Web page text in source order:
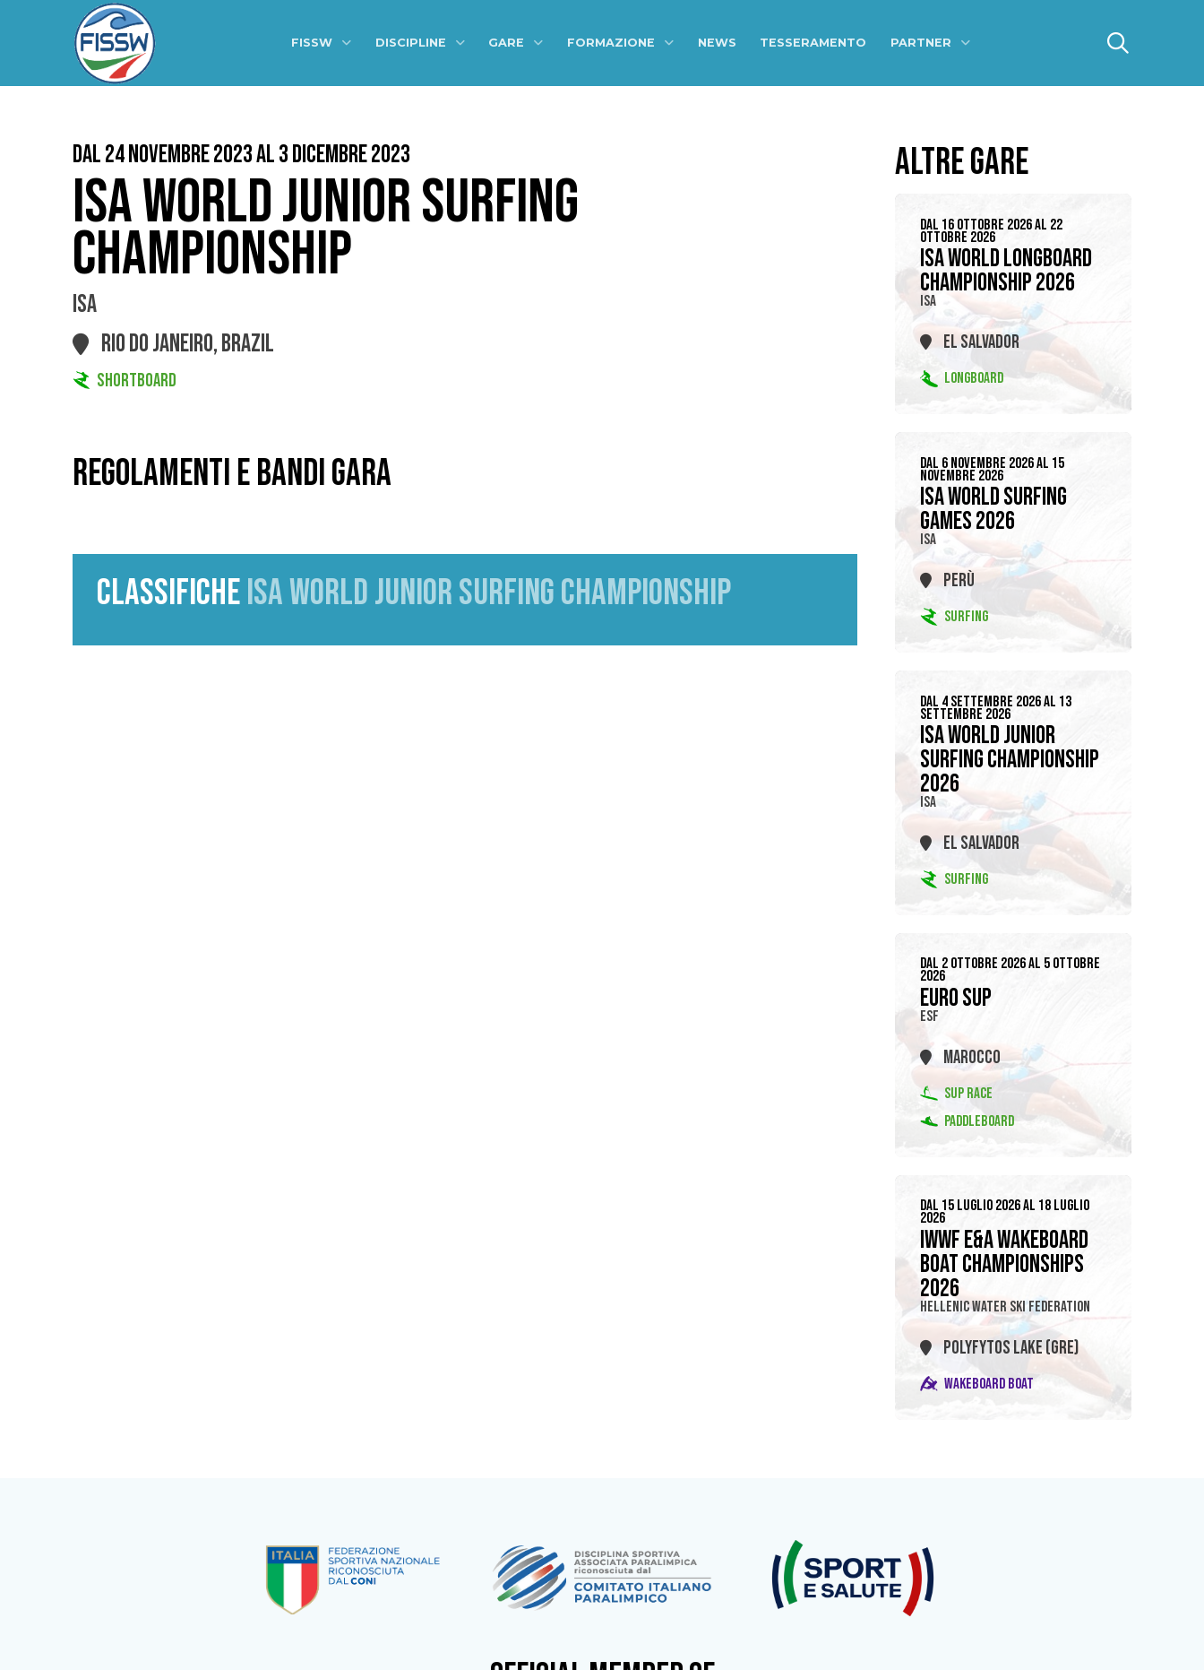
FISSW DISCIPLINE GARE FORMAZIONE NEWS TESSERAMENTO PARTNER
Dal 24 Novembre 2023 al 3 Dicembre 2023
ISA WORLD JUNIOR SURFING
CHAMPIONSHIP
ISA
RIO DO JANEIRO, BRAZIL
SHORTBOARD
REGOLAMENTI E BANDI GARA
CLASSIFICHEISA WORLD JUNIOR SURFING CHAMPIONSHIP
ALTRE GARE
DAL 16 OTTOBRE 2026 AL 22
OTTOBRE 2026
ISA WORLD LONGBOARD
CHAMPIONSHIP 2026
ISA
EL SALVADOR
LONGBOARD
DAL 6 NOVEMBRE 2026 AL 15
NOVEMBRE 2026
ISA WORLD SURFING
GAMES 2026
ISA
PERÙ
SURFING
DAL 4 SETTEMBRE 2026 AL 13
SETTEMBRE 2026
ISA WORLD JUNIOR
SURFING CHAMPIONSHIP
2026
ISA
EL SALVADOR
SURFING
DAL 2 OTTOBRE 2026 AL 5 OTTOBRE
2026
EURO SUP
ESF
MAROCCO
SUP RACE
PADDLEBOARD
DAL 15 LUGLIO 2026 AL 18 LUGLIO
2026
IWWF E&A WAKEBOARD
BOAT CHAMPIONSHIPS
2026
HELLENIC WATER SKI FEDERATION
POLYFYTOS LAKE (GRE)
WAKEBOARD BOAT